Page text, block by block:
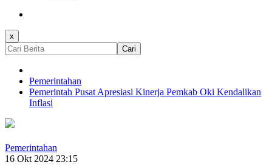
x
Cari
Pemerintahan
Pemerintah Pusat Apresiasi Kinerja Pemkab Oki Kendalikan
Inflasi
Pemerintahan
16 Okt 2024 23:15